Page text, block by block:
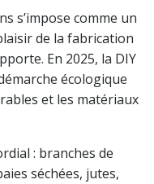
s’impose comme un
de la fabrication
En 2025, la DIY
écologique
et les matériaux
: branches de
séchées, jutes,